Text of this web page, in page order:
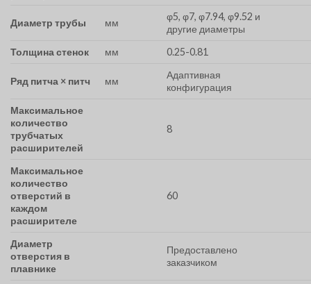
Диаметр трубы мм
φ5, φ7, φ7.94, φ9.52 и
другие диаметры
Толщина стенок
мм 0.25-0.81
Ряд питча × питч мм
Адаптивная
конфигурация
Максимальное
количество
трубчатых
расширителей
8
Максимальное
количество
отверстий в
каждом
расширителе
60
Диаметр
отверстия в
плавнике
Предоставлено
заказчиком